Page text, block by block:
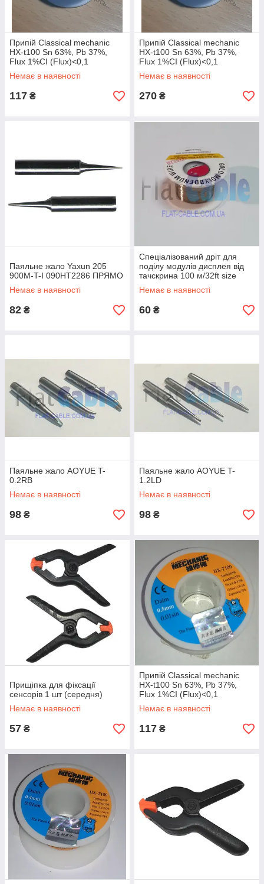
Припій Classical mechanic
HX-t100 Sn 63%, Pb 37%,
Flux 1%CI (Flux)<0,1
Expansion 75% 0,6 мм
Немає в наявності
117 ₴
Припій Classical mechanic
HX-t100 Sn 63%, Pb 37%,
Flux 1%CI (Flux)<0,1
Expansion 75% 0,6 мм
Немає в наявності
270 ₴
Паяльне жало Yaxun 205
900M-T-I 090HT2286 ПРЯМО
Немає в наявності
82 ₴
Спеціалізований дріт для
поділу модулів дисплея від
тачскрина 100 м/32ft size
0.08mm
Немає в наявності
60 ₴
Паяльне жало AOYUE T-
0.2RB
Немає в наявності
98 ₴
Паяльне жало AOYUE T-
1.2LD
Немає в наявності
98 ₴
Прищіпка для фіксації
сенсорів 1 шт (середня)
Немає в наявності
57 ₴
Припій Classical mechanic
HX-t100 Sn 63%, Pb 37%,
Flux 1%CI (Flux)<0,1
Expansion 75% 0,5 мм
Немає в наявності
117 ₴